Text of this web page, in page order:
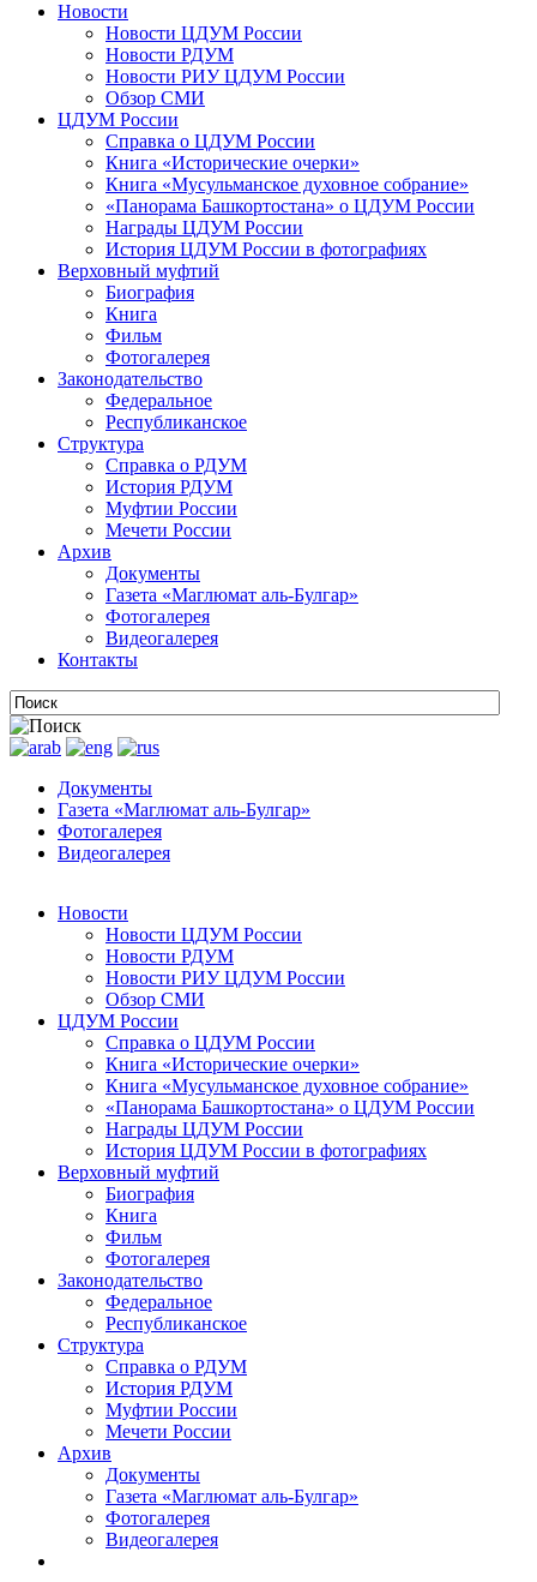
Новости
Новости ЦДУМ России
Новости РДУМ
Новости РИУ ЦДУМ России
Обзор СМИ
ЦДУМ России
Справка о ЦДУМ России
Книга «Исторические очерки»
Книга «Мусульманское духовное собрание»
«Панорама Башкортостана» о ЦДУМ России
Награды ЦДУМ России
История ЦДУМ России в фотографиях
Верховный муфтий
Биография
Книга
Фильм
Фотогалерея
Законодательство
Федеральное
Республиканское
Структура
Справка о РДУМ
История РДУМ
Муфтии России
Мечети России
Архив
Документы
Газета «Маглюмат аль-Булгар»
Фотогалерея
Видеогалерея
Контакты
Документы
Газета «Маглюмат аль-Булгар»
Фотогалерея
Видеогалерея
Новости
Новости ЦДУМ России
Новости РДУМ
Новости РИУ ЦДУМ России
Обзор СМИ
ЦДУМ России
Справка о ЦДУМ России
Книга «Исторические очерки»
Книга «Мусульманское духовное собрание»
«Панорама Башкортостана» о ЦДУМ России
Награды ЦДУМ России
История ЦДУМ России в фотографиях
Верховный муфтий
Биография
Книга
Фильм
Фотогалерея
Законодательство
Федеральное
Республиканское
Структура
Справка о РДУМ
История РДУМ
Муфтии России
Мечети России
Архив
Документы
Газета «Маглюмат аль-Булгар»
Фотогалерея
Видеогалерея